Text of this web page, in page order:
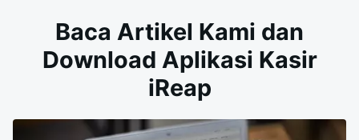
Baca Artikel Kami dan
Download Aplikasi Kasir
iReap